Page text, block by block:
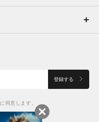
登録する
に同意します。